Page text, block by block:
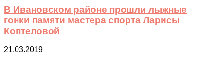
В Ивановском районе прошли лыжные
гонки памяти мастера спорта Ларисы
Коптеловой
21.03.2019